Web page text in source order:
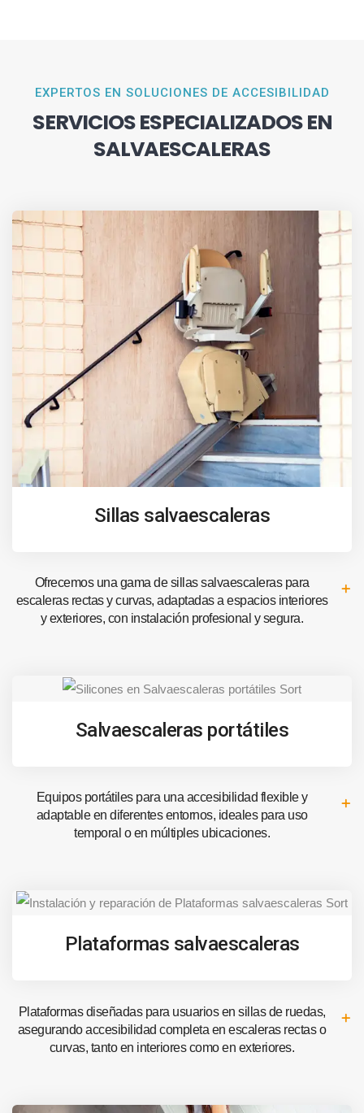
EXPERTOS EN SOLUCIONES DE ACCESIBILIDAD
SERVICIOS ESPECIALIZADOS EN
SALVAESCALERAS
Sillas salvaescaleras
Ofrecemos una gama de sillas salvaescaleras para
escaleras rectas y curvas, adaptadas a espacios interiores
y exteriores, con instalación profesional y segura.
Salvaescaleras portátiles
Equipos portátiles para una accesibilidad flexible y
adaptable en diferentes entornos, ideales para uso
temporal o en múltiples ubicaciones.
Plataformas salvaescaleras
Plataformas diseñadas para usuarios en sillas de ruedas,
asegurando accesibilidad completa en escaleras rectas o
curvas, tanto en interiores como en exteriores.